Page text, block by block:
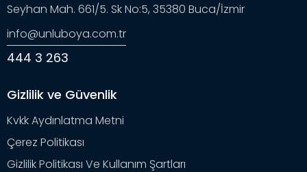
Seyhan Mah. 661/5. Sk No:5, 35380 Buca/İzmir
info@unluboya.com.tr
444 3 263
Gizlilik ve Güvenlik
Kvkk Aydınlatma Metni
Çerez Politikası
Gizlilik Politikası Ve Kullanım Şartları